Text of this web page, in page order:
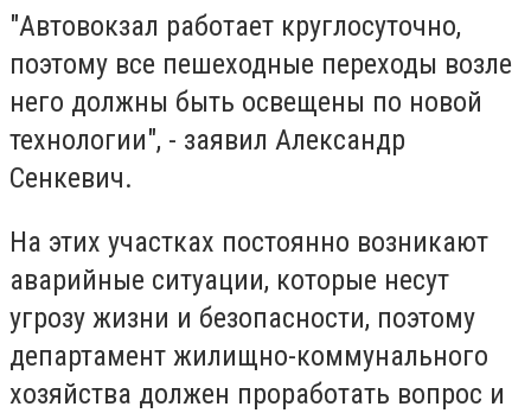
"Автовокзал работает круглосуточно,
поэтому все пешеходные переходы возле
него должны быть освещены по новой
технологии", - заявил Александр
Сенкевич.
На этих участках постоянно возникают
аварийные ситуации, которые несут
угрозу жизни и безопасности, поэтому
департамент жилищно-коммунального
хозяйства должен проработать вопрос и